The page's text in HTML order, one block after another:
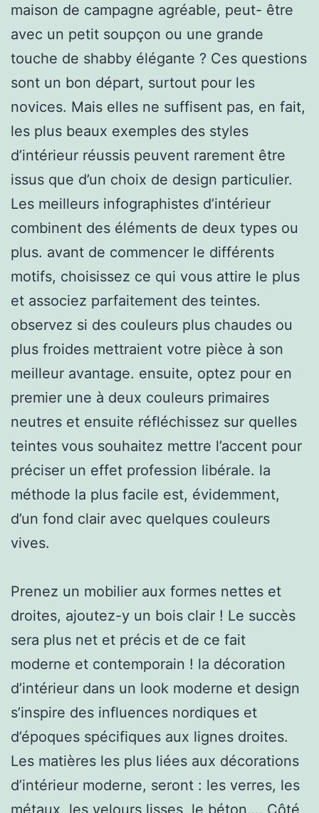
maison de campagne agréable, peut- être
avec un petit soupçon ou une grande
touche de shabby élégante ? Ces questions
sont un bon départ, surtout pour les
novices. Mais elles ne suffisent pas, en fait,
les plus beaux exemples des styles
d’intérieur réussis peuvent rarement être
issus que d’un choix de design particulier.
Les meilleurs infographistes d’intérieur
combinent des éléments de deux types ou
plus. avant de commencer le différents
motifs, choisissez ce qui vous attire le plus
et associez parfaitement des teintes.
observez si des couleurs plus chaudes ou
plus froides mettraient votre pièce à son
meilleur avantage. ensuite, optez pour en
premier une à deux couleurs primaires
neutres et ensuite réfléchissez sur quelles
teintes vous souhaitez mettre l’accent pour
préciser un effet profession libérale. la
méthode la plus facile est, évidemment,
d’un fond clair avec quelques couleurs
vives.
Prenez un mobilier aux formes nettes et
droites, ajoutez-y un bois clair ! Le succès
sera plus net et précis et de ce fait
moderne et contemporain ! la décoration
d’intérieur dans un look moderne et design
s’inspire des influences nordiques et
d’époques spécifiques aux lignes droites.
Les matières les plus liées aux décorations
d’intérieur moderne, seront : les verres, les
métaux, les velours lisses, le béton…. Côté